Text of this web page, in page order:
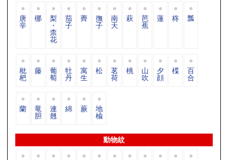
唐
辛
梛 梨
・
柰
花
茄
子
薺 撫
子
南
天
萩 芭
蕉
蓮 柊 瓢
枇
杷
藤 葡
萄
牡
丹
寓
生
松 茗
荷
桃 山
吹
夕
顔
楪 百
合
蘭 竜
胆
連
翹
綿 蕨 地
楡
動物紋